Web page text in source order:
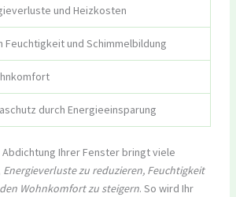
und Heizkosten
Feuchtigkeit und Schimmelbildung
durch Energieeinsparung
Ihrer Fenster bringt viele
Energieverluste zu reduzieren, Feuchtigkeit
Wohnkomfort zu steigern. So wird Ihr